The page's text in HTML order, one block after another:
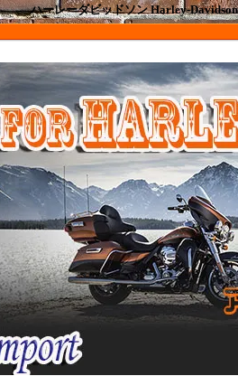
ハーレーダビッドソン Harley-